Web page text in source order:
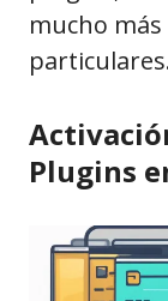
mucho
Plugins